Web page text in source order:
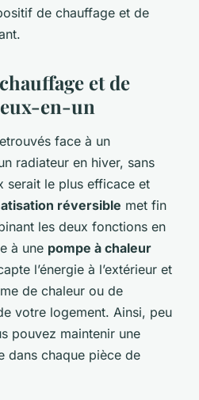
de chauffage et de
et de
en-un
face à un
radiateur en hiver, sans
serait le plus efficace et
réversible met fin
les deux fonctions en
à une pompe à chaleur
l’énergie à l’extérieur et
de chaleur ou de
votre logement. Ainsi, peu
pouvez maintenir une
dans chaque pièce de